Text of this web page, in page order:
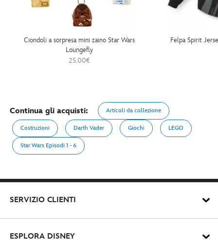
Ciondoli a sorpresa mini zaino Star Wars
Loungefly
25.00€
Felpa Spirit
Continua gli acquisti: Articoli da collezione
Costruzioni Darth Vader Giochi LEGO
Star Wars Episodi 1 - 6
SERVIZIO CLIENTI
ESPLORA DISNEY